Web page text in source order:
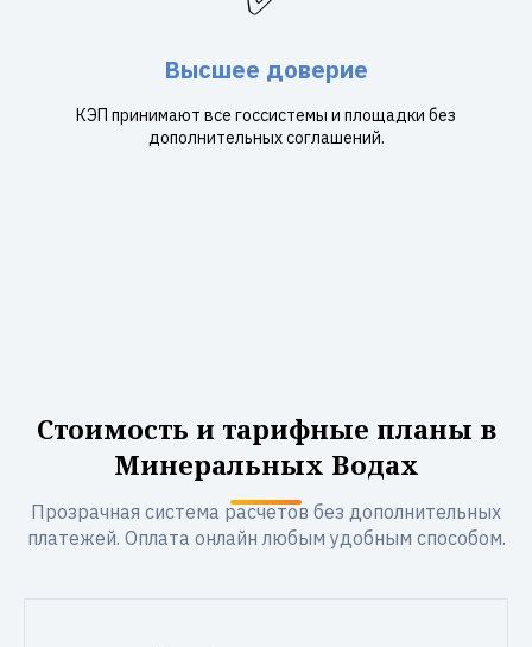
Высшее доверие
КЭП принимают все госсистемы и площадки без
дополнительных соглашений.
Стоимость и тарифные планы в
Минеральных Водах
Прозрачная система расчетов без дополнительных
платежей. Оплата онлайн любым удобным способом.